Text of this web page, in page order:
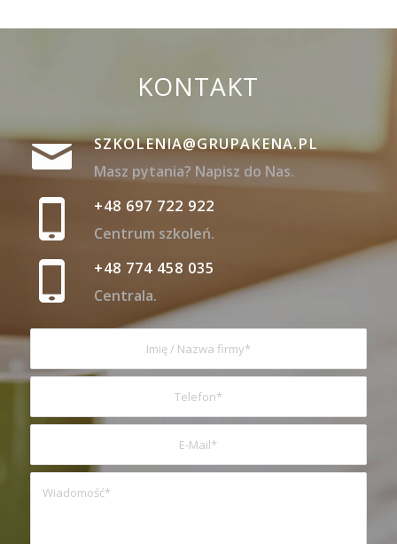
KONTAKT
SZKOLENIA@GRUPAKENA.PL
Masz pytania? Napisz do Nas.
+48 697 722 922
Centrum szkoleń.
+48 774 458 035
Centrala.